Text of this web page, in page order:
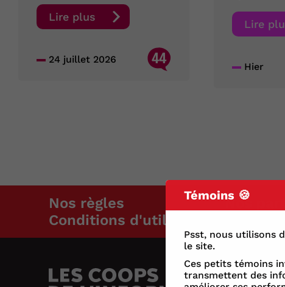
Lire plus
24 juillet 2026 44
Lire
Hier
Nos règles Nos
Conditions d'utilisation
Témoins 🍪
Psst, nous utilisons
le site.
Ces petits témoins
transmettent des